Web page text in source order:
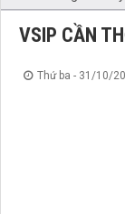
VSIP CẦN
Thứ ba - 31/10/